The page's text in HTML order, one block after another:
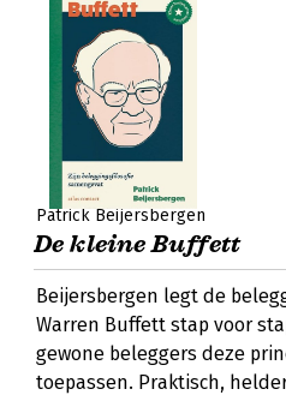
Patrick Beijersbergen
De kleine Buffett
Beijersbergen legt de
Warren Buffett stap voor
gewone beleggers deze
toepassen. Praktisch,